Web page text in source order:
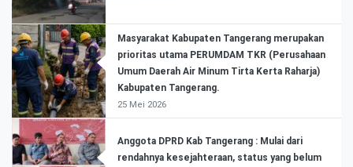
Masyarakat Kabupaten Tangerang merupakan
prioritas utama PERUMDAM TKR (Perusahaan
Umum Daerah Air Minum Tirta Kerta Raharja)
Kabupaten Tangerang.
25 Mei 2026
Anggota DPRD Kab Tangerang : Mulai dari
rendahnya kesejahteraan, status yang belum